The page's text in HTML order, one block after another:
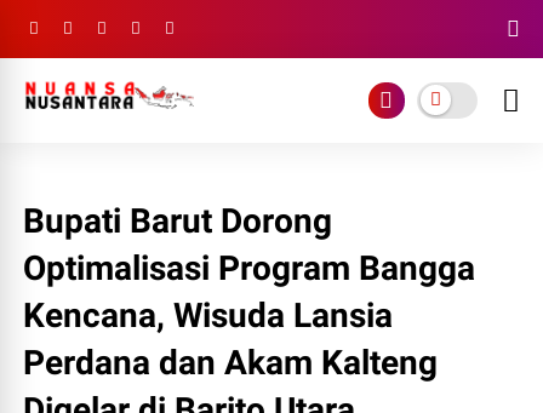
Bupati Barut Dorong
Optimalisasi Program Bangga
Kencana, Wisuda Lansia
Perdana dan Akam Kalteng